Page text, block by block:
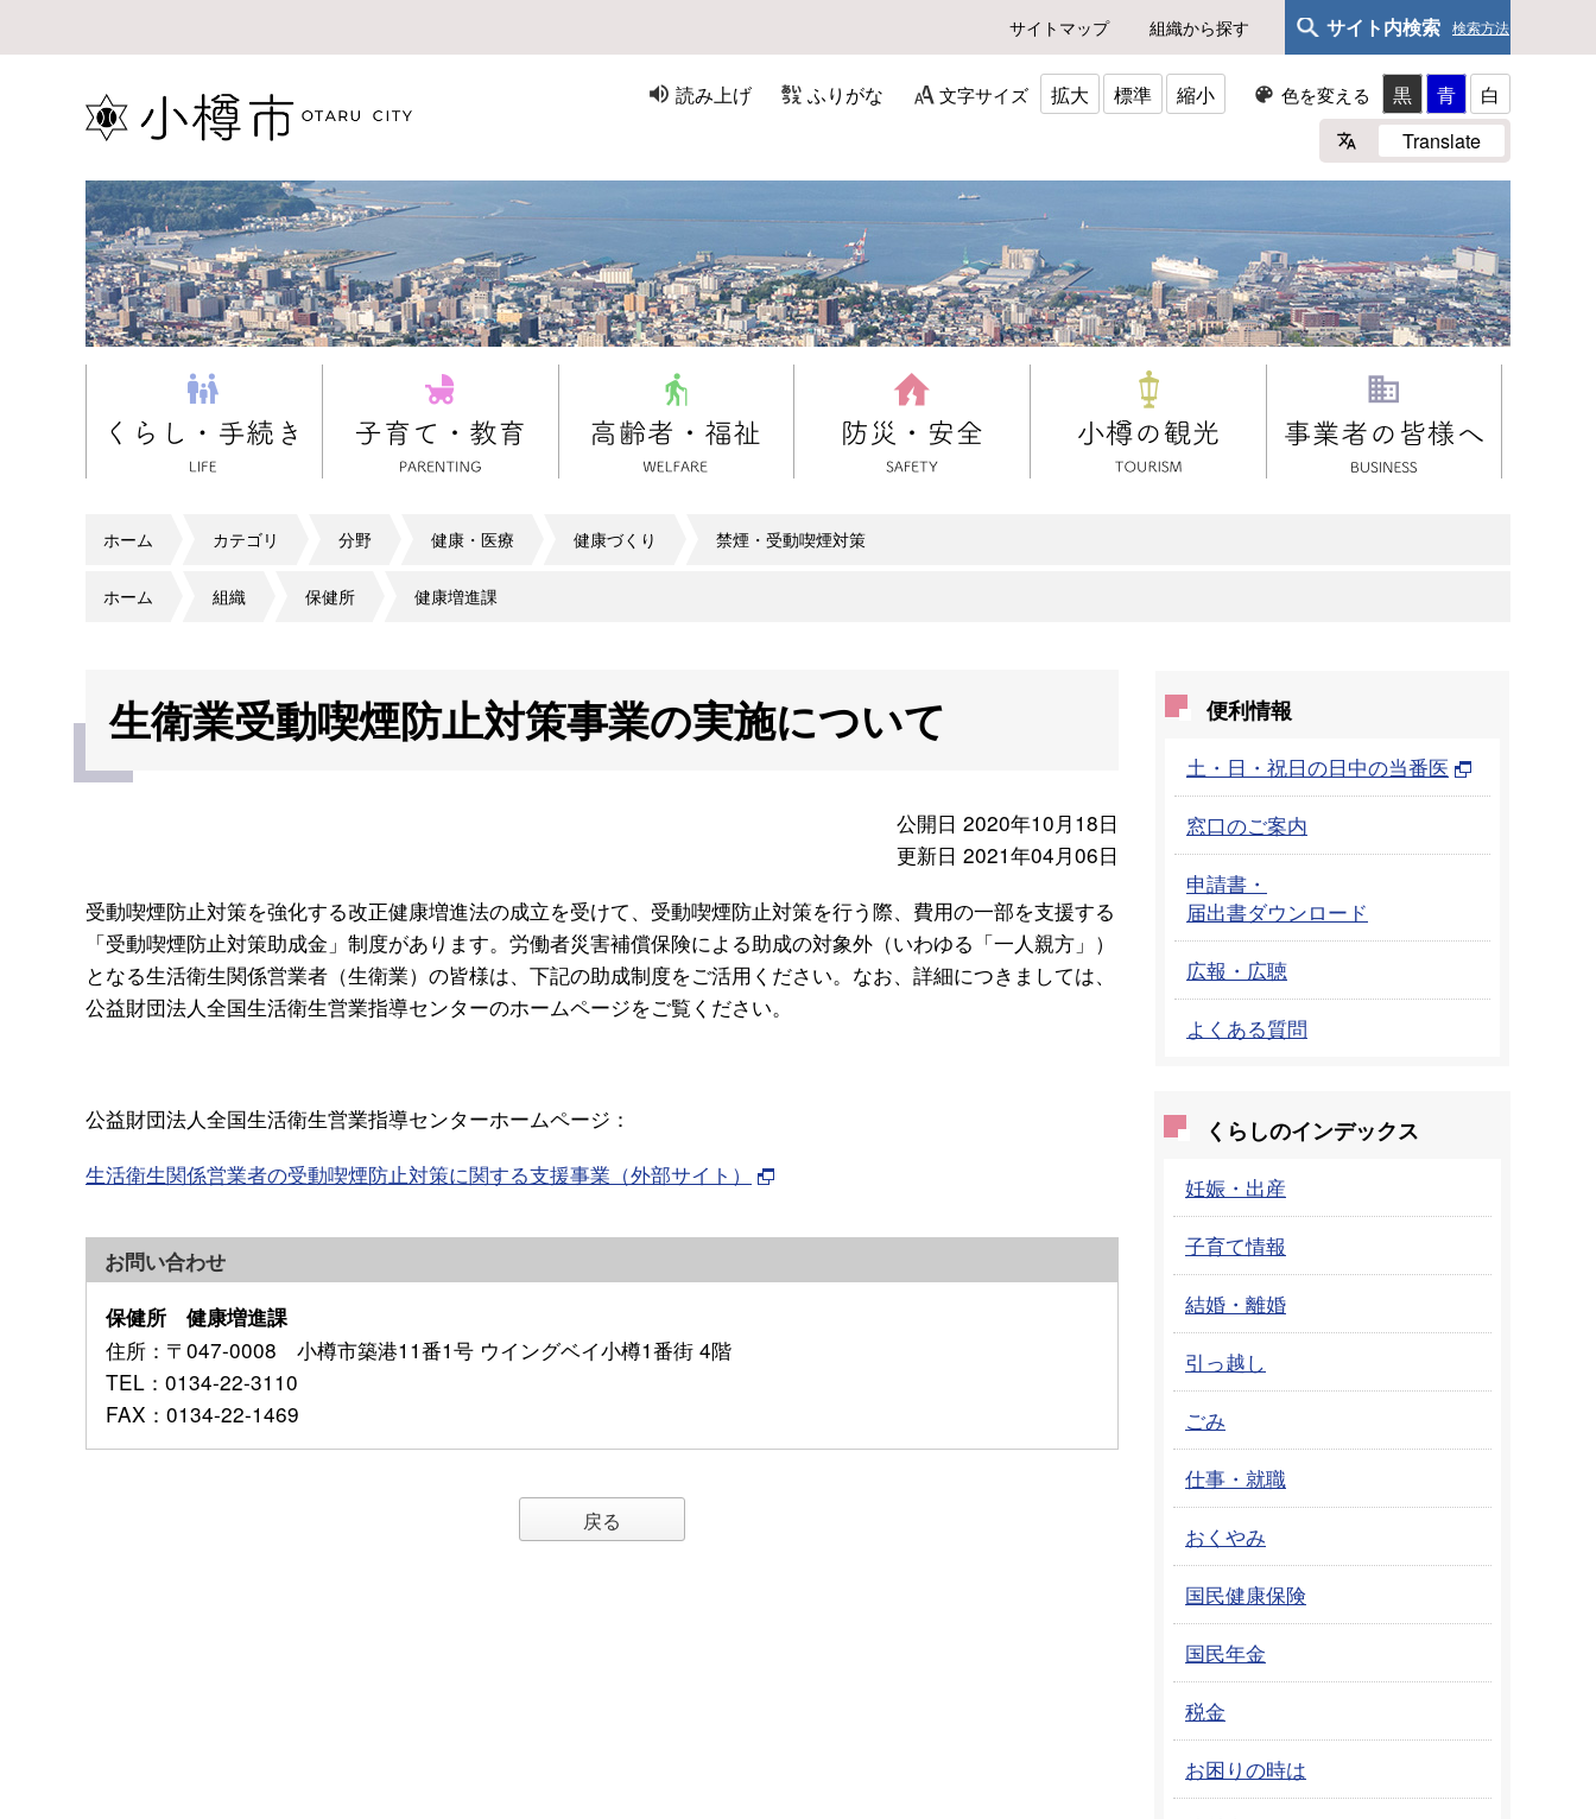
サイトマップ 組織から探す サイト内検索 検索方法
読み上げ ふりがな 文字サイズ 拡大 標準 縮小 色を変える 黒 青
白
Translate
ホーム カテゴリ 分野 健康・医療 健康づくり 禁煙・受動喫煙対策
ホーム 組織 保健所 健康増進課
生衛業受動喫煙防止対策事業の実施について
公開日 2020年10月18日
更新日 2021年04月06日
受動喫煙防止対策を強化する改正健康増進法の成立を受けて、受動喫煙防止対策を行う際、費用の一部を支援する
「受動喫煙防止対策助成金」制度があります。労働者災害補償保険による助成の対象外（いわゆる「一人親方」）
となる生活衛生関係営業者（生衛業）の皆様は、下記の助成制度をご活用ください。なお、詳細につきましては、
公益財団法人全国生活衛生営業指導センターのホームページをご覧ください。
公益財団法人全国生活衛生営業指導センターホームページ：
生活衛生関係営業者の受動喫煙防止対策に関する支援事業（外部サイト）
お問い合わせ
保健所 健康増進課
住所 ：〒047-0008 小樽市築港11番1号 ウイングベイ小樽1番街 4階
TEL ：0134-22-3110
FAX ：0134-22-1469
戻る
便利情報
土・日・祝日の日中の当番医
窓口のご案内
申請書・
届出書ダウンロード
広報・広聴
よくある質問
くらしのインデックス
妊娠・出産
子育て情報
結婚・離婚
引っ越し
ごみ
仕事・就職
おくやみ
国民健康保険
国民年金
税金
お困りの時は